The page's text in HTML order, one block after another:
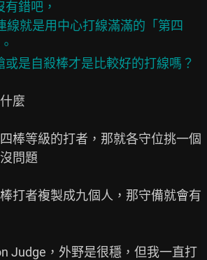
錯吧，
線就是用中心打線滿滿的「第四
麼
棒等級的打者，那就各守位挑一個
問題
打者複製成九個人，那守備就會有
Judge，外野是很穩，但我一直打